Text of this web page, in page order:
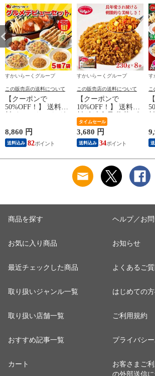
すかいらーくグループ
この販売店の送料について
【クーポンで
50%OFF！】 送料無
（5種7袋） / ハンバ
ーグ 炒飯 から揚げ
ピラフ 中華惣菜 洋
8,860 円
送料込み 82
すかいらーくグループ
この販売店の送料について
【クーポンで
10%OFF！】 送料無
ラフ/ ジョナサン メ
キシカンピラフ 230
ｇ×8袋/ 洋食 洋風惣
菜 お惣菜 おかず 弁
グルメ ギフト 外食
温めるだけ ごはん
ご飯 冷食
タイムセール
3,680 円
送料込み 34
す
こ
商品を探す
お気に入り商品
最近チェックした商品
取り扱いジャンル一覧
取り扱い店舗一覧
おすすめ記事一覧
カート
ヘルプ／お
お知らせ
よくあるご質
はじめての
ご利用規約
プライバシ
お客さまご
の外部送信